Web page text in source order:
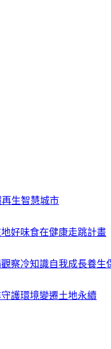
生智慧城市
好味食在健康走跳計畫
察冷知識自我成長養生
護環境變遷土地永續